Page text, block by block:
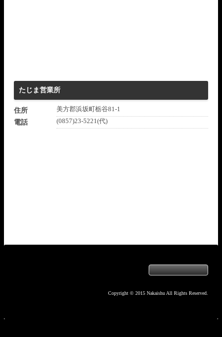
たじま営業所
住所
美方郡浜坂町栃谷81-1
電話
(0857)23-5221(代)
Copyright © 2015 Nakaishu All Rights Reserved.